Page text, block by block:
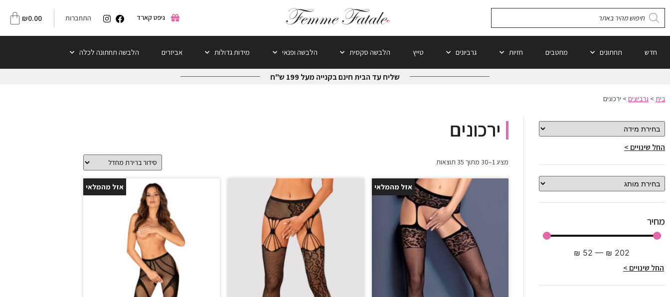
גיפט קארד התחברות ₪0.00
חדש תחתונים מחטבים חזיות גרביונים טייץ הלבשה סקסית הלבשה ופנאי מידות גדולות אביזרים הלבשה תחתונה לכלה
שליח עד הבית חינם בקנייה מעל 199 ש"ח
בית > גרביונים > ירכונים
החל שינויים >
מחיר
₪ 52 — ₪ 202
החל שינויים >
ירכונים
מציג 1–30 מתוך 35 תוצאות
25%
אזל מהמלאי אזל מהמלאי